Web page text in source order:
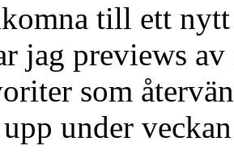
till ett
jag previews
som
under